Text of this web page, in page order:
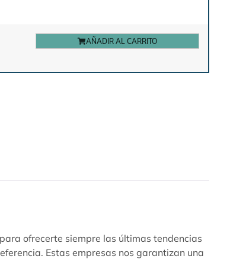
AÑADIR AL CARRITO
ofrecerte siempre las últimas tendencias
Estas empresas nos garantizan una